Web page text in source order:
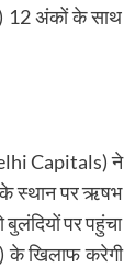
12 अंकों के साथ
Capitals) ने
स्थान पर ऋषभ
पर पहुंचा
के खिलाफ करेगी